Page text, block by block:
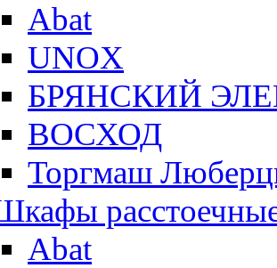
Abat
UNOX
БРЯНСКИЙ
ВОСХОД
Торгмаш
Abat